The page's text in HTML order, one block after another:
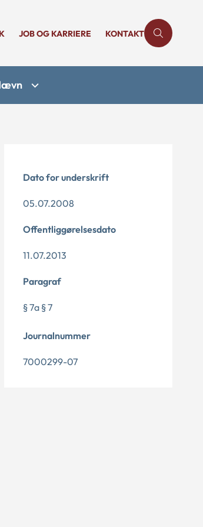
JOB OG KARRIERE KONTAKT
Dato for underskrift
05.07.2008
Offentliggørelsesdato
11.07.2013
Paragraf
§ 7a § 7
Journalnummer
7000299-07